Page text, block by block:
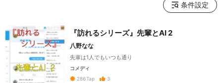
条件設定
『訪れるシリーズ』先輩とAI 2
八野なな
先輩は1人でもいつも通り
コメディ
286Tap 3